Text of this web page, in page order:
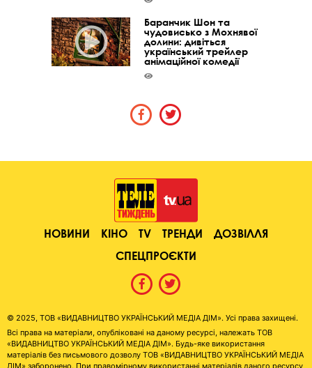
Баранчик Шон та
чудовисько з Мохнявої
долини: дивіться
український трейлер
анімаційної комедії
НОВИНИ КІНО TV ТРЕНДИ
ДОЗВІЛЛЯ
СПЕЦПРОЄКТИ
© 2025, ТОВ «ВИДАВНИЦТВО УКРАЇНСЬКИЙ МЕДІА ДІМ». Усі права захищені.
Всі права на матеріали, опубліковані на даному ресурсі, належать ТОВ
«ВИДАВНИЦТВО УКРАЇНСЬКИЙ МЕДІА ДІМ». Будь-яке використання
матеріалів без письмового дозволу ТОВ «ВИДАВНИЦТВО УКРАЇНСЬКИЙ МЕДІА
ДІМ» заборонено. При правомірному використанні матеріалів даного ресурсу